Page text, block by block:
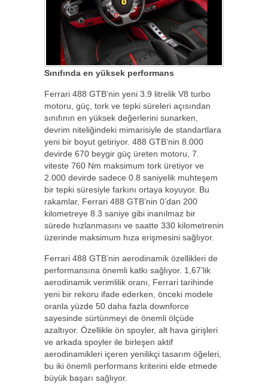
Sınıfında en yüksek performans
Ferrari 488 GTB’nin yeni 3.9 litrelik V8 turbo
motoru, güç, tork ve tepki süreleri açısından
sınıfının en yüksek değerlerini sunarken,
devrim niteliğindeki mimarisiyle de standartlara
yeni bir boyut getiriyor. 488 GTB’nin 8.000
devirde 670 beygir güç üreten motoru, 7.
viteste 760 Nm maksimum tork üretiyor ve
2.000 devirde sadece 0.8 saniyelik muhteşem
bir tepki süresiyle farkını ortaya koyuyor. Bu
rakamlar, Ferrari 488 GTB’nin 0’dan 200
kilometreye 8.3 saniye gibi inanılmaz bir
sürede hızlanmasını ve saatte 330 kilometrenin
üzerinde maksimum hıza erişmesini sağlıyor.
Ferrari 488 GTB’nin aerodinamik özellikleri de
performansına önemli katkı sağlıyor. 1,67’lik
aerodinamik verimlilik oranı, Ferrari tarihinde
yeni bir rekoru ifade ederken, önceki modele
oranla yüzde 50 daha fazla downforce
sayesinde sürtünmeyi de önemli ölçüde
azaltıyor. Özellikle ön spoyler, alt hava girişleri
ve arkada spoyler ile birleşen aktif
aerodinamikleri içeren yenilikçi tasarım öğeleri,
bu iki önemli performans kriterini elde etmede
büyük başarı sağlıyor.